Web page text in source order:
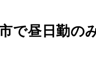
で昼日勤の